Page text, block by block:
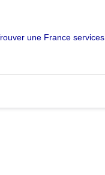
une France services